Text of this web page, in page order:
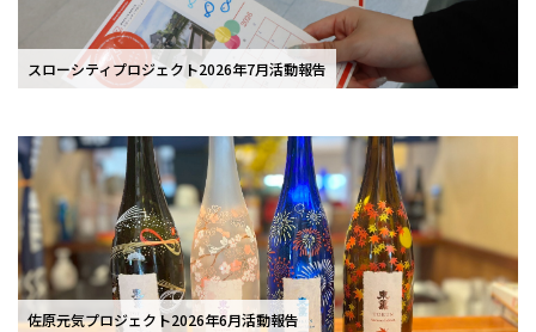
スローシティプロジェクト2026年7月活動報告
佐原元気プロジェクト2026年6月活動報告